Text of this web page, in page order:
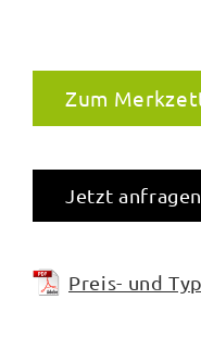
Zum
Jetzt anfragen
Preis- und